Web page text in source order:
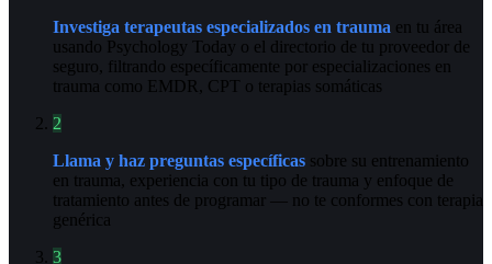
Investiga terapeutas especializados en trauma en tu área
usando Psychology Today o el directorio de tu proveedor de
seguro, filtrando específicamente por especializaciones en
trauma como EMDR, CPT o terapias somáticas
2
Llama y haz preguntas específicas sobre su entrenamiento
en trauma, experiencia con tu tipo de trauma y enfoque de
tratamiento antes de programar — no te conformes con terapia
genérica
3